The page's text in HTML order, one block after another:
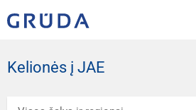
Kelionės į JAE